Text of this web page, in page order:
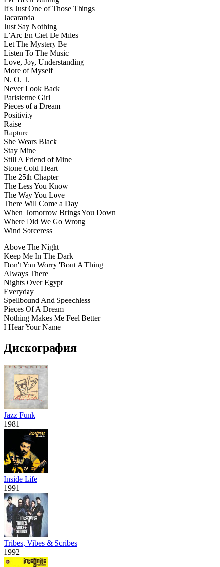
It's Just One of Those Things
Jacaranda
Just Say Nothing
L'Arc En Ciel De Miles
Let The Mystery Be
Listen To The Music
Love, Joy, Understanding
More of Myself
N. O. T.
Never Look Back
Parisienne Girl
Pieces of a Dream
Positivity
Raise
Rapture
She Wears Black
Stay Mine
Still A Friend of Mine
Stone Cold Heart
The 25th Chapter
The Less You Know
The Way You Love
There Will Come a Day
When Tomorrow Brings You Down
Where Did We Go Wrong
Wind Sorceress
Above The Night
Keep Me In The Dark
Don't You Worry 'Bout A Thing
Always There
Nights Over Egypt
Everyday
Spellbound And Speechless
Pieces Of A Dream
Nothing Makes Me Feel Better
I Hear Your Name
Дискография
Jazz Funk
1981
Inside Life
1991
Tribes, Vibes & Scribes
1992